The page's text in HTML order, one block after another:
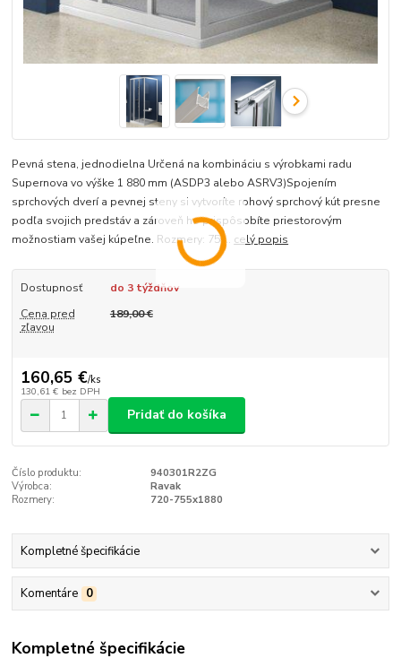
Pevná stena, jednodielna Určená na kombináciu s výrobkami radu
Supernova vo výške 1 880 mm (ASDP3 alebo ASRV3)Spojením
sprchových dverí a pevnej steny si vytvoríte rohový sprchový kút presne
podľa svojich predstáv a zároveň ho prispôsobíte priestorovým
možnostiam vašej kúpeľne. Rozmery: 75,... celý popis
Dostupnosť
do 3 týždňov
Cena pred
zľavou
189,00 €
160,65 €/ks
130,61 € bez DPH
Pridať do košíka
Číslo produktu:
940301R2ZG
Výrobca:
Ravak
Rozmery:
720-755x1880
Kompletné špecifikácie
Komentáre 0
Kompletné špecifikácie